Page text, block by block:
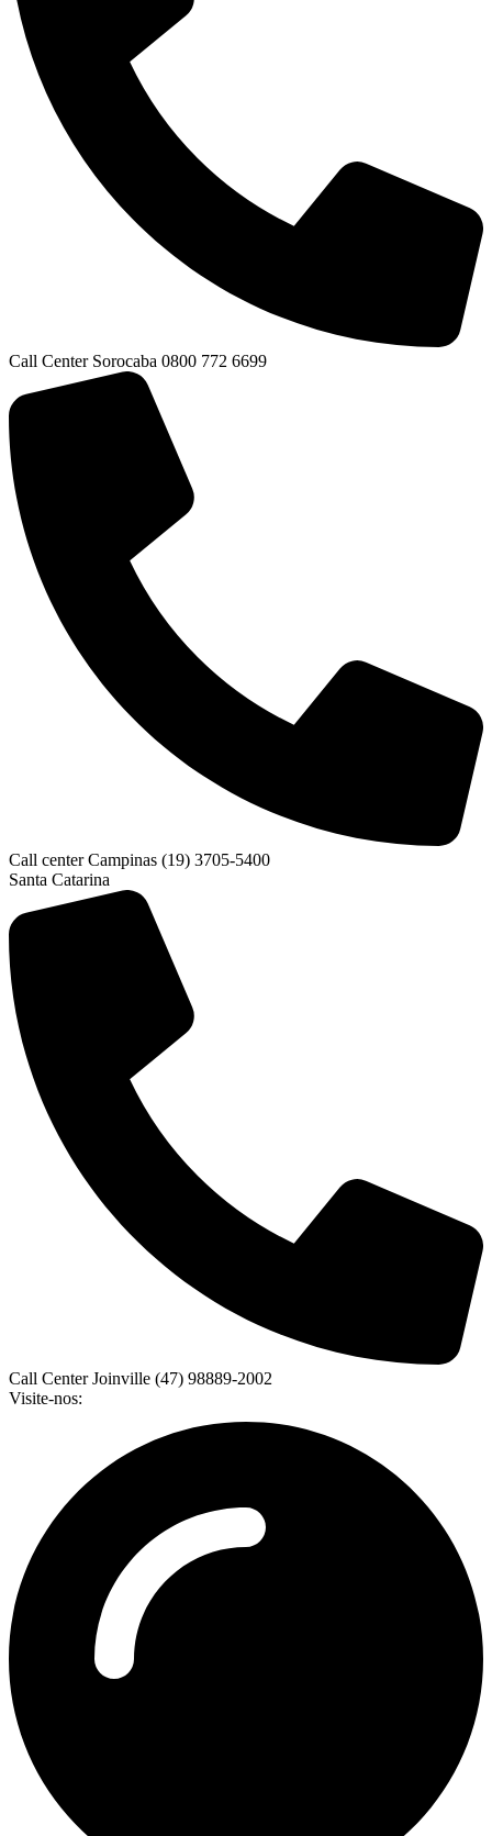
Call Center Sorocaba 0800 772 6699
Call center Campinas (19) 3705-5400
Santa Catarina
Call Center Joinville (47) 98889-2002
Visite-nos: